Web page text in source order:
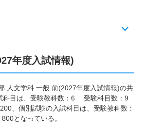
年度入試情報)
人文学科 一般 前(2027年度入試情報)の共
科目は、受験教科数：6 受験科目数：9
、個別試験の入試科目は、受験教科数：
となっている。